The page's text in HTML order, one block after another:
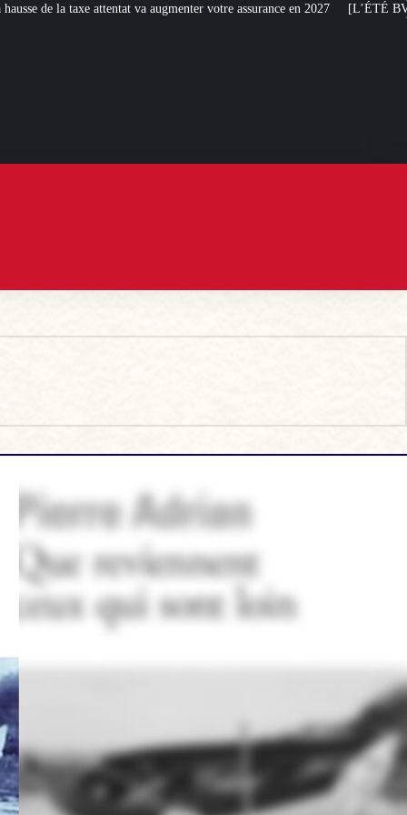
augmenter votre assurance en 2027 [L’ÉTÉ BV] Toujours plus de taxes :